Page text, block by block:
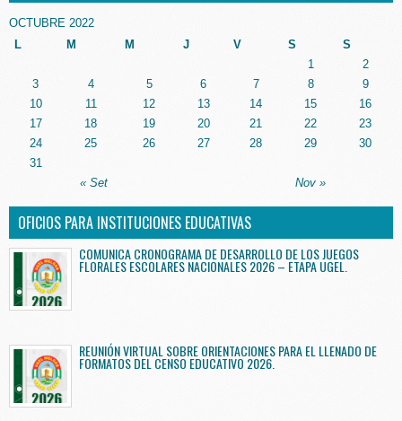
OCTUBRE 2022
L
M M J V S S
« Set Nov »
1
2
3
4 5 6 7 8
9
10
11 12 13 14 15
16
17
18 19 20 21 22
23
24
25 26 27 28 29
30
31
OFICIOS PARA INSTITUCIONES EDUCATIVAS
COMUNICA CRONOGRAMA DE DESARROLLO DE LOS JUEGOS
FLORALES ESCOLARES NACIONALES 2026 – ETAPA UGEL.
REUNIÓN VIRTUAL SOBRE ORIENTACIONES PARA EL LLENADO DE
FORMATOS DEL CENSO EDUCATIVO 2026.